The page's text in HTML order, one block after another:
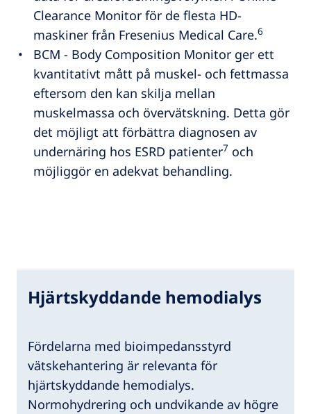
Clearance Monitor för de flesta HD-
maskiner från Fresenius Medical Care.6
BCM - Body Composition Monitor ger ett
kvantitativt mått på muskel- och fettmassa
eftersom den kan skilja mellan
muskelmassa och övervätskning. Detta gör
det möjligt att förbättra diagnosen av
undernäring hos ESRD patienter7 och
möjliggör en adekvat behandling.
Hjärtskyddande hemodialys
Fördelarna med bioimpedansstyrd
vätskehantering är relevanta för
hjärtskyddande hemodialys.
Normohydrering och undvikande av högre